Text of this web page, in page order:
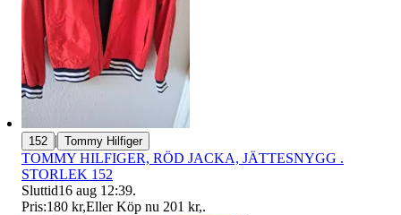
152 | Tommy Hilfiger
TOMMY HILFIGER, RÖD JACKA, JÄTTESNYGG .
STORLEK 152
Sluttid16 aug 12:39.
Pris:180 kr,Eller Köp nu 201 kr,.